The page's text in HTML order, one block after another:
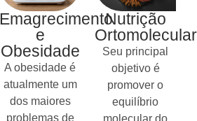
Emagrecimento
e
Obesidade
A obesidade é
atualmente um
dos maiores
problemas de
Nutrição
Ortomolecular
Seu principal
objetivo é
promover o
equilíbrio
molecular do